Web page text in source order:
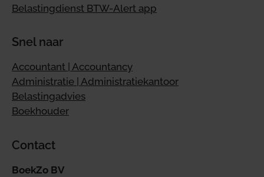
Belastingdienst BTW-Alert app
Snel naar
Accountant | Accountancy
Administratie | Administratiekantoor
Belastingadvies
Boekhouder
Contact
BoekZo BV